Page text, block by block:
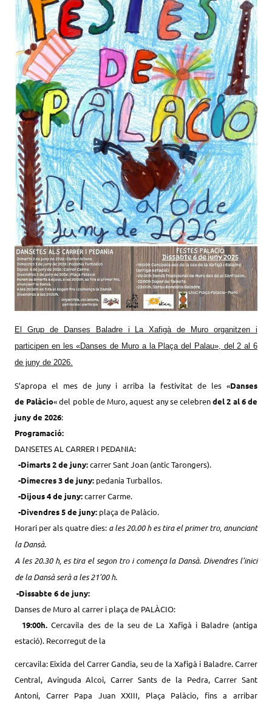
El Grup de Danses Baladre i La Xafigà de Muro organitzen i
participen en les «Danses de Muro a la Plaça del Palau», del 2 al 6
de juny de 2026.
S’apropa el mes de juny i arriba la festivitat de les «Danses
de Palàcio«del poble de Muro, aquest any se celebrendel 2 al 6 de
juny de 2026:
Programació:
DANSETES AL CARRER I PEDANIA:
-Dimarts 2de juny:carrer Sant Joan (antic Tarongers).
-Dimecres3 de juny: pedania Turballos.
-Dijous4de juny:carrer Carme.
-Divendres5de juny: plaça de Palàcio.
Horari per als quatre dies: a les 20.00 h es tira el primer tro, anunciant
la Dansà.
A les 20.30 h, es tira el segon tro i comença la Dansà. Divendres l’inici
de la Dansà serà a les 21’00 h.
-Dissabte 6 de juny:
Danses de Muro al carrer i plaça de PALÀCIO:
19:00h. Cercavila des de la seu de La Xafigà i Baladre (antiga
estació). Recorregut de la
cercavila: Eixida del Carrer Gandia, seu de la Xafigà i Baladre. Carrer
Central, Avinguda Alcoi, Carrer Sants de la Pedra, Carrer Sant
Antoni, Carrer Papa JuanXXIII, Plaça Palàcio, finsa arribar